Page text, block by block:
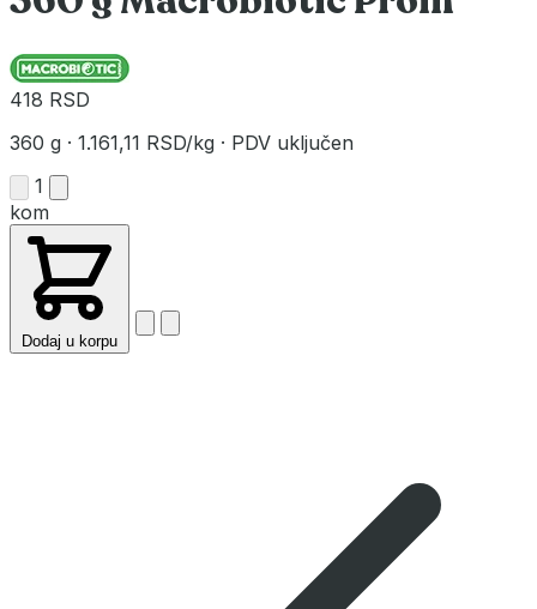
418 RSD
360 g · 1.161,11 RSD/kg · PDV uključen
1
kom
Dodaj u korpu